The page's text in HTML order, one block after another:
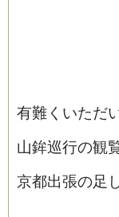
有難くいただ
山鉾巡行の観
京都出張の足